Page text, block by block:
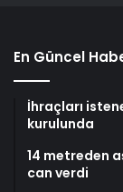
En Güncel
İhraçları
kurulunda
14 metreden
can verdi